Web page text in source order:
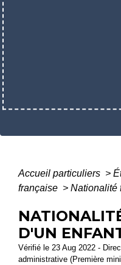
Accueil particuliers >
française > Nationalité
D'UN
Vérifié le 23 Aug 2022 -
administrative (Première